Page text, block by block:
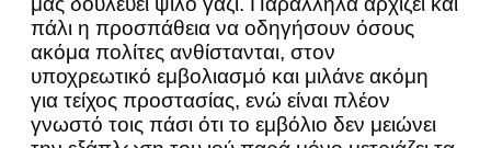
πάλι η προσπάθεια να οδηγήσουν όσους
ακόμα πολίτες ανθίστανται, στον
υποχρεωτικό εμβολιασμό και μιλάνε ακόμη
για τείχος προστασίας, ενώ είναι πλέον
γνωστό τοις πάσι ότι το εμβόλιο δεν μειώνει